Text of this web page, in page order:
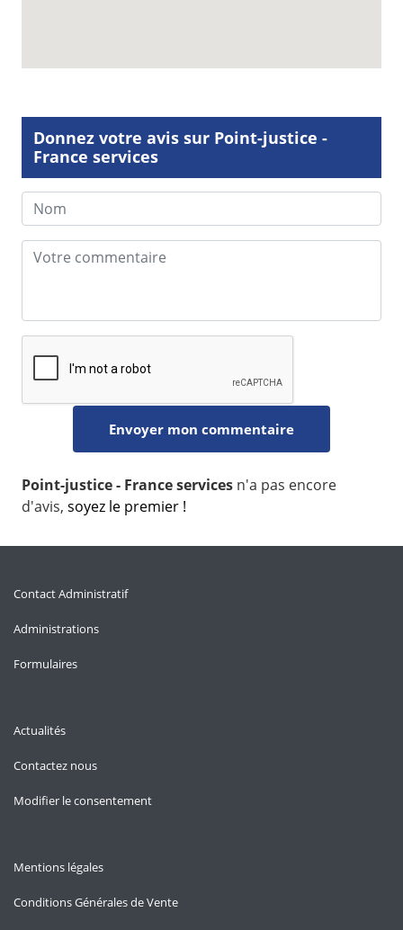
Donnez votre avis sur Point-justice -
France services
Point-justice - France services n'a pas encore
d'avis, soyez le premier !
Contact Administratif
Administrations
Formulaires
Actualités
Contactez nous
Modifier le consentement
Mentions légales
Conditions Générales de Vente